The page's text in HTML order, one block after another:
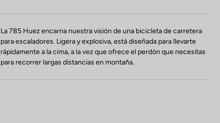
La 785 Huez encarna nuestra visión de una bicicleta de carretera
para escaladores. Ligera y explosiva, está diseñada para llevarte
rápidamente a la cima, a la vez que ofrece el perdón que necesitas
para recorrer largas distancias en montaña.